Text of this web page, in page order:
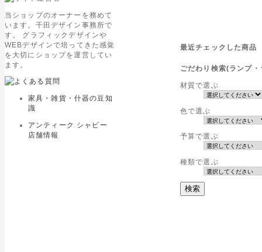
当ショップのオーナーを務めて
います。千田デザイン事務所で
す。 グラフィックデザインや
WEBデザインで培ってきた感覚
を大切にショップを運営してい
ます。
家具・雑貨・什器の豆知
識
アンティーク シャビー
店舗情報
最近チェックした商品
ごだわり検索(ランプ
材質で選ぶ
色で選ぶ
予算で選ぶ
種類で選ぶ